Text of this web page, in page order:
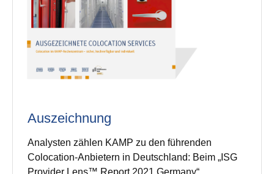
Auszeichnung
Analysten zählen KAMP zu den führenden
Colocation-Anbietern in Deutschland: Beim „ISG
Provider Lens™ Report 2021 Germany“